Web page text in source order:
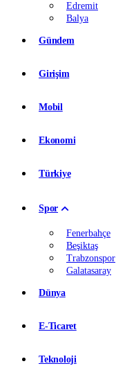
Edremit
Balya
Gündem
Girişim
Mobil
Ekonomi
Türkiye
Spor
Fenerbahçe
Beşiktaş
Trabzonspor
Galatasaray
Dünya
E-Ticaret
Teknoloji